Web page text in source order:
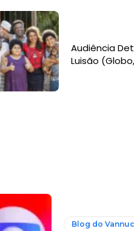
Audiência
Luisão
Blog do